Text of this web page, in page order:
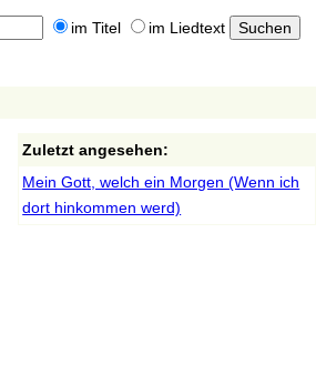
im Titel im Liedtext
Zuletzt angesehen:
Mein Gott, welch ein Morgen (Wenn ich
dort hinkommen werd)